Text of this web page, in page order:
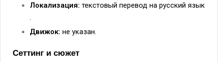
Локализация: текстовый перевод на русский язык
.
Движок: не указан.
Сеттинг и сюжет